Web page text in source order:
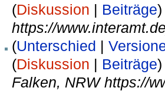
(Diskussion | Beiträge)
https://
(Unterschied |
(Diskussion | Beiträge)
Falken, NRW https://